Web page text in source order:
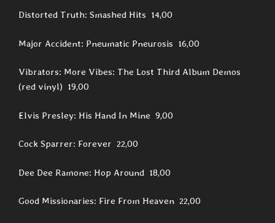
Distorted Truth: Smashed Hits 14,00
Major Accident: Pneumatic Pneurosis 16,00
Vibrators: More Vibes: The Lost Third Album Demos
(red vinyl) 19,00
Elvis Presley: His Hand In Mine 9,00
Cock Sparrer: Forever 22,00
Dee Dee Ramone: Hop Around 18,00
Good Missionaries: Fire From Heaven 22,00